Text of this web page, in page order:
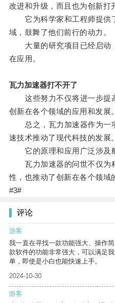
改进和升级，而且也为创新打
它为科学家和工程师提供
域，鼓舞了他们前行的动力。
大量的研究项目已经启动
在应用。
瓦力加速器打不开了
这些努力不仅将进一步提
创新在各个领域的应用和发展。
总之，瓦力加速器作为一
速技术推动了现代科技的发展。
它的原理和应用广泛涉及航
瓦力加速器的问世不仅为
性，也推动了创新在各个领域
#3#
评论
游客
我一直在寻找一款功能强大、操作
款软件的功能非常强大，可以满足
单，即使是小白也能快速上手。
2024-10-30
游客